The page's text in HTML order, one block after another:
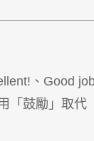
、Good
「鼓勵」取代